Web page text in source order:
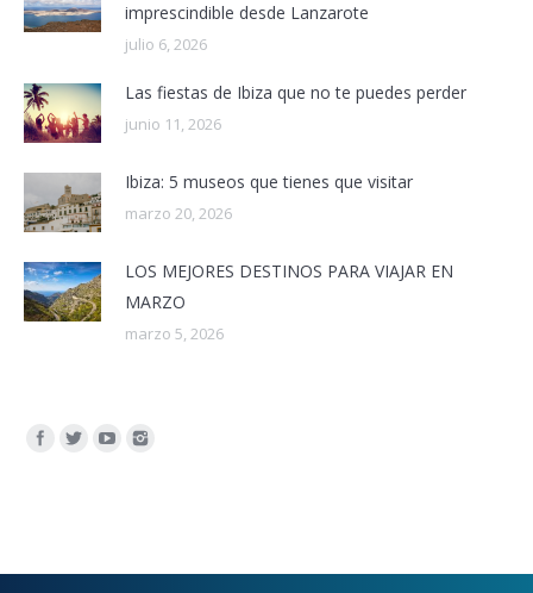
imprescindible desde Lanzarote
julio 6, 2026
Las fiestas de Ibiza que no te puedes perder
junio 11, 2026
Ibiza: 5 museos que tienes que visitar
marzo 20, 2026
LOS MEJORES DESTINOS PARA VIAJAR EN
MARZO
marzo 5, 2026
Encuéntranos en: